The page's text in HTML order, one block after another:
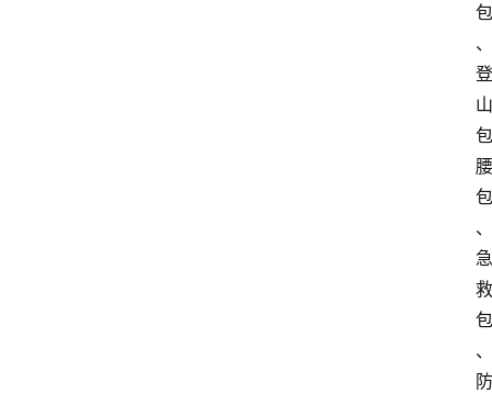
包
、
登
山
包
腰
包
、
急
救
包
、
防